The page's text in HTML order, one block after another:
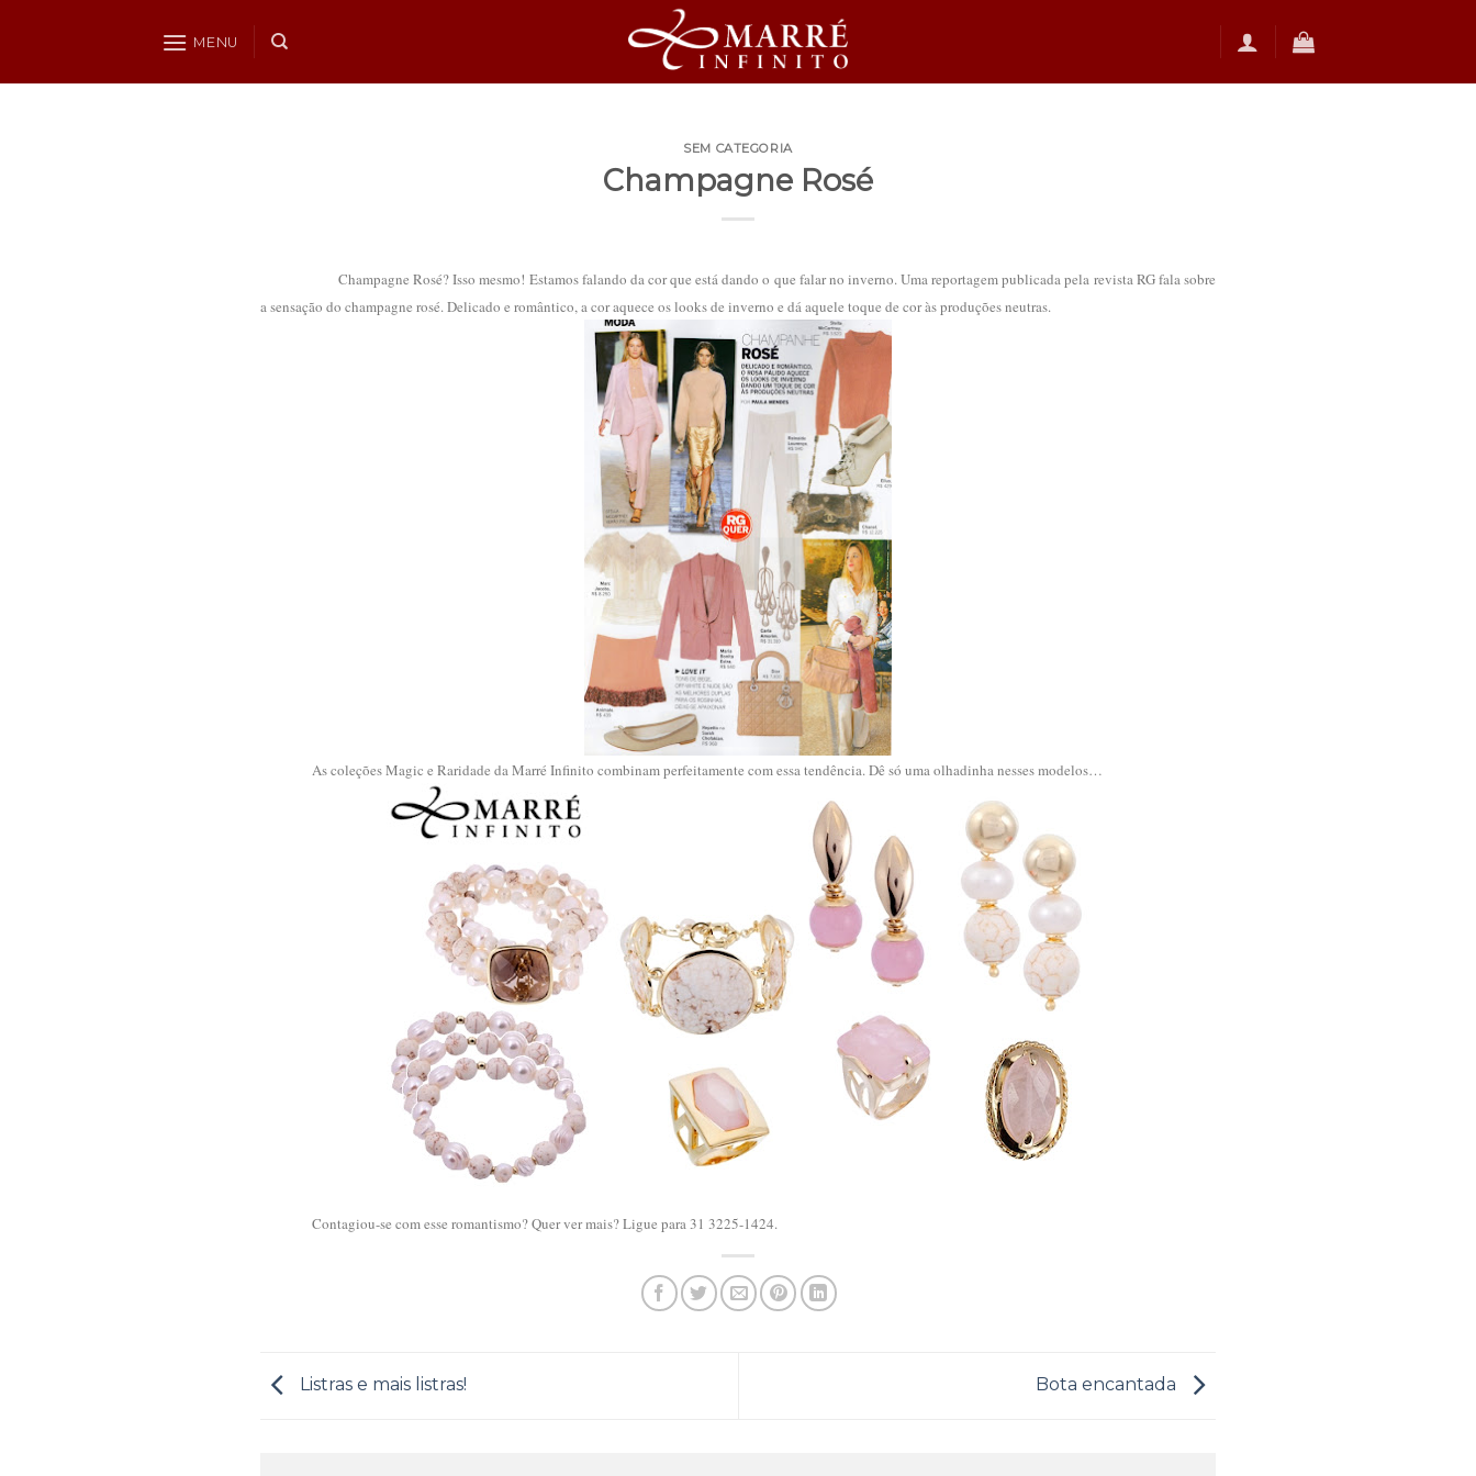
MENU
SEM CATEGORIA
Champagne Rosé
Champagne Rosé? Isso mesmo! Estamos falando da cor que está dando o que falar no inverno. Uma reportagem publicada pela revista RG fala sobre
a sensação do champagne rosé. Delicado e romântico, a cor aquece os looks de inverno e dá aquele toque de cor às produções neutras.
As coleções Magic e Raridade da Marré Infinito combinam perfeitamente com essa tendência. Dê só uma olhadinha nesses modelos…
Contagiou-se com esse romantismo? Quer ver mais? Ligue para 31 3225-1424.
Listras e mais listras! Bota encantada